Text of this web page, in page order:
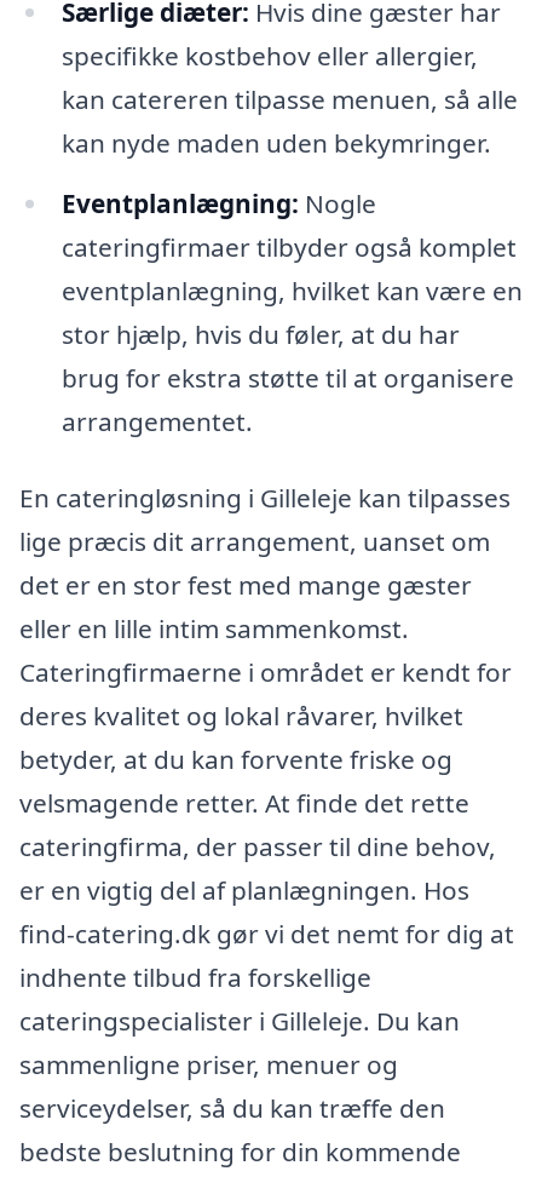
Særlige diæter: Hvis dine gæster har
specifikke kostbehov eller allergier,
kan catereren tilpasse menuen, så alle
kan nyde maden uden bekymringer.
Eventplanlægning: Nogle
cateringfirmaer tilbyder også komplet
eventplanlægning, hvilket kan være en
stor hjælp, hvis du føler, at du har
brug for ekstra støtte til at organisere
arrangementet.
En cateringløsning i Gilleleje kan tilpasses
lige præcis dit arrangement, uanset om
det er en stor fest med mange gæster
eller en lille intim sammenkomst.
Cateringfirmaerne i området er kendt for
deres kvalitet og lokal råvarer, hvilket
betyder, at du kan forvente friske og
velsmagende retter. At finde det rette
cateringfirma, der passer til dine behov,
er en vigtig del af planlægningen. Hos
find-catering.dk gør vi det nemt for dig at
indhente tilbud fra forskellige
cateringspecialister i Gilleleje. Du kan
sammenligne priser, menuer og
serviceydelser, så du kan træffe den
bedste beslutning for din kommende